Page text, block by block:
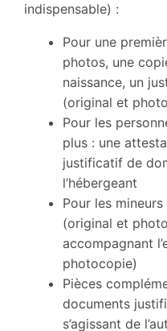
indispensable) :
Pour une
photos, une
naissance, un
(original et
Pour les
plus : une
justificatif de
l’hébergeant
Pour les
(original et
accompagnant
photocopie)
Pièces
documents
s’agissant de